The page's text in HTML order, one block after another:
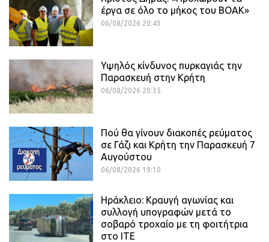
έργα σε όλο το μήκος του ΒΟΑΚ»
06/08/2026 20:43
Υψηλός κίνδυνος πυρκαγιάς την
Παρασκευή στην Κρήτη
06/08/2026 20:35
Πού θα γίνουν διακοπές ρεύματος
σε Γάζι και Κρήτη την Παρασκευή 7
Αυγούστου
06/08/2026 19:10
Ηράκλειο: Κραυγή αγωνίας και
συλλογή υπογραφών μετά το
σοβαρό τροχαίο με τη φοιτήτρια
στο ΙΤΕ